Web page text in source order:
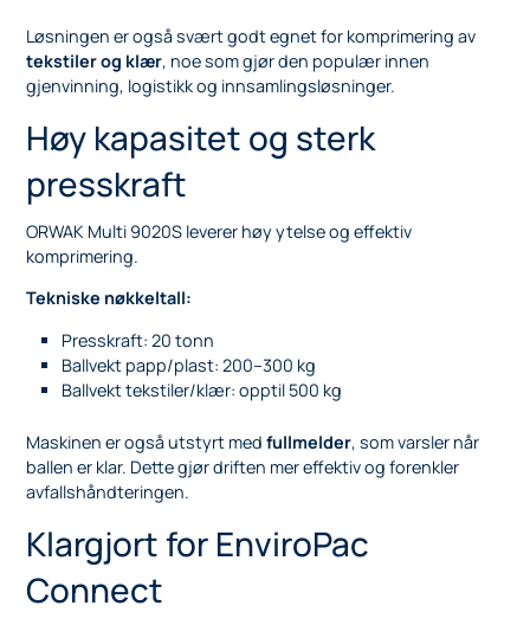
Løsningen er også svært godt egnet for komprimering av
tekstiler og klær, noe som gjør den populær innen
gjenvinning, logistikk og innsamlingsløsninger.
Høy kapasitet og sterk
presskraft
ORWAK Multi 9020S leverer høy ytelse og effektiv
komprimering.
Tekniske nøkkeltall:
Presskraft: 20 tonn
Ballvekt papp/plast: 200–300 kg
Ballvekt tekstiler/klær: opptil 500 kg
Maskinen er også utstyrt medfullmelder, som varsler når
ballen er klar. Dette gjør driften mer effektiv og forenkler
avfallshåndteringen.
Klargjort for EnviroPac
Connect